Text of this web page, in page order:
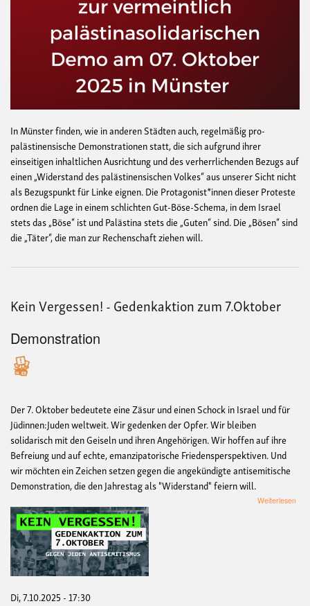
In Münster finden, wie in anderen Städten auch, regelmäßig pro-
palästinensische Demonstrationen statt, die sich aufgrund ihrer
einseitigen inhaltlichen Ausrichtung und des verherrlichenden Bezugs auf
einen „Widerstand des palästinensischen Volkes“ aus unserer Sicht nicht
als Bezugspunkt für Linke eignen. Die Protagonist*innen dieser Proteste
ordnen die Lage in einem schlichten Gut-Böse-Schema, in dem Israel
stets das „Böse“ ist und Palästina stets die „Guten“ sind. Die „Bösen“ sind
die „Täter“, die man zur Rechenschaft ziehen will.
Kein Vergessen! - Gedenkaktion zum 7.Oktober
Demonstration
Der 7. Oktober bedeutete eine Zäsur und einen Schock in Israel und für
Jüdinnen:Juden weltweit. Wir gedenken der Opfer. Wir bleiben
solidarisch mit den Geiseln und ihren Angehörigen. Wir hoffen auf ihre
Befreiung und auf echte, emanzipatorische Friedensperspektiven. Und
wir möchten ein Zeichen setzen gegen die angekündigte antisemitische
Demonstration, die den Jahrestag als "Widerstand" feiern will.
Weiterlesen
Di, 7.10.2025 - 17:30